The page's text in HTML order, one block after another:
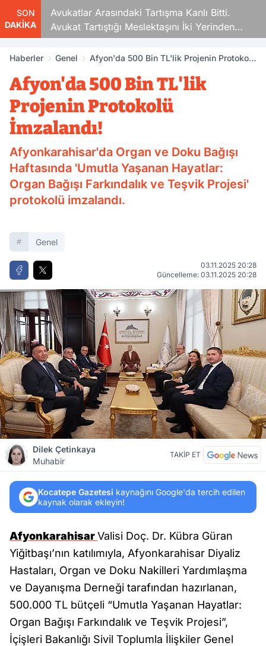
SON
DAKİKA
Avukatlar Arasındaki Tartışma Kanlı Bitti.
Avukat Tartıştığı Meslektaşını İki Yerinden
Vurdu
Haberler Genel
Afyon'da 500 Bin TL'lik Projenin Protokolü
Afyon'da 500 Bin TL'lik
Projenin Protokolü
İmzalandı!
Afyonkarahisar'da Organ ve Doku Bağışı
Haftasında 'Umutla Yaşanan Hayatlar:
Organ Bağışı Farkındalık ve Teşvik Projesi'
protokolü imzalandı.
Genel
03.11.2025 20:28
Güncelleme: 03.11.2025 20:28
Dilek Çetinkaya
Muhabir
TAKİP ET
Kocatepe Gazetesi kaynağını Google'da tercih edilen
kaynak olarak ekleyin!
AfyonkarahisarValisi Doç. Dr. Kübra Güran
Yiğitbaşı’nın katılımıyla, Afyonkarahisar Diyaliz
Hastaları, Organ ve Doku Nakilleri Yardımlaşma
ve Dayanışma Derneği tarafından hazırlanan,
500.000 TL bütçeli “Umutla Yaşanan Hayatlar:
Organ Bağışı Farkındalık ve Teşvik Projesi”,
İçişleri Bakanlığı Sivil Toplumla İlişkiler Genel